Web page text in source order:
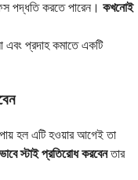
পদ্ধতি করতে পারেন। কখনোই
এবং প্রদাহ কমাতে একটি
হল এটি হওয়ার আগেই তা
স্টাই প্রতিরোধ করবেনতার